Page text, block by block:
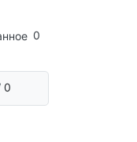
0
0